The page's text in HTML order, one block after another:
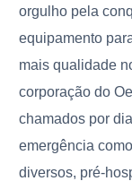
orgulho pela
equipamento
mais qualidade
corporação do
chamados por
emergência
diversos, pré-